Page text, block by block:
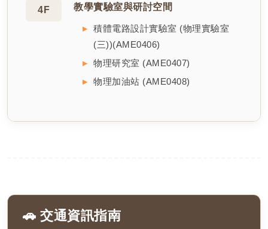
4F 教學實驗室與研討空間
積體電路設計實驗室 (物理實驗室
(三))(AME0406)
物理研究室 (AME0407)
物理加油站 (AME0408)
🚗 交通資訊指南